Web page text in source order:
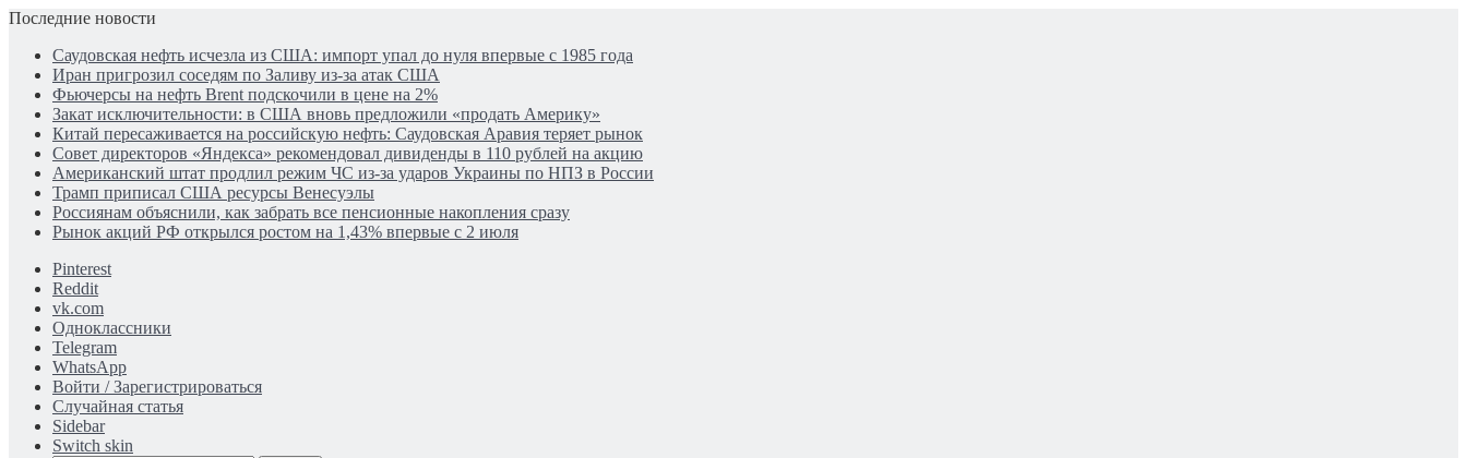
Последние новости
Саудовская нефть исчезла из США: импорт упал до нуля впервые с 1985 года
Иран пригрозил соседям по Заливу из-за атак США
Фьючерсы на нефть Brent подскочили в цене на 2%
Закат исключительности: в США вновь предложили «продать Америку»
Китай пересаживается на российскую нефть: Саудовская Аравия теряет рынок
Совет директоров «Яндекса» рекомендовал дивиденды в 110 рублей на акцию
Американский штат продлил режим ЧС из-за ударов Украины по НПЗ в России
Трамп приписал США ресурсы Венесуэлы
Россиянам объяснили, как забрать все пенсионные накопления сразу
Рынок акций РФ открылся ростом на 1,43% впервые с 2 июля
Pinterest
Reddit
vk.com
Одноклассники
Telegram
WhatsApp
Войти / Зарегистрироваться
Случайная статья
Sidebar
Switch skin